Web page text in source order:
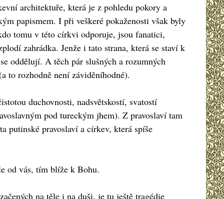
architektuře, která je z pohledu pokory a
papismem. I při veškeré pokaženosti však byly
tomu v této církvi odporuje, jsou fanatici,
zahrádka. Jenže i tato strana, která se staví k
oddělují. A těch pár slušných a rozumných
to rozhodně není záviděníhodné).
duchovnosti, nadsvětskostí, svatostí
pod tureckým jhem). Z pravoslaví tam
putinské pravoslaví a církev, která spíše
od vás, tím blíže k Bohu.
na těle i na duši, je tu ještě tragédie